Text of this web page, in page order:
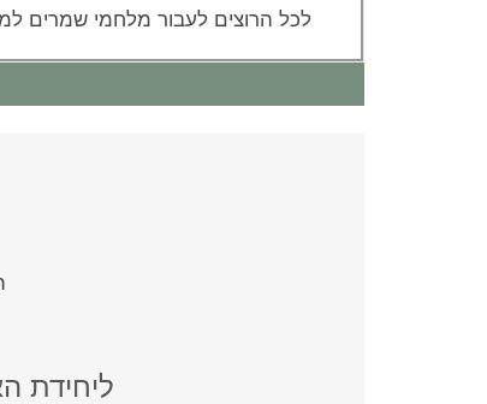
לכל הרוצים לעבור מלחמי שמרים
ליחידת